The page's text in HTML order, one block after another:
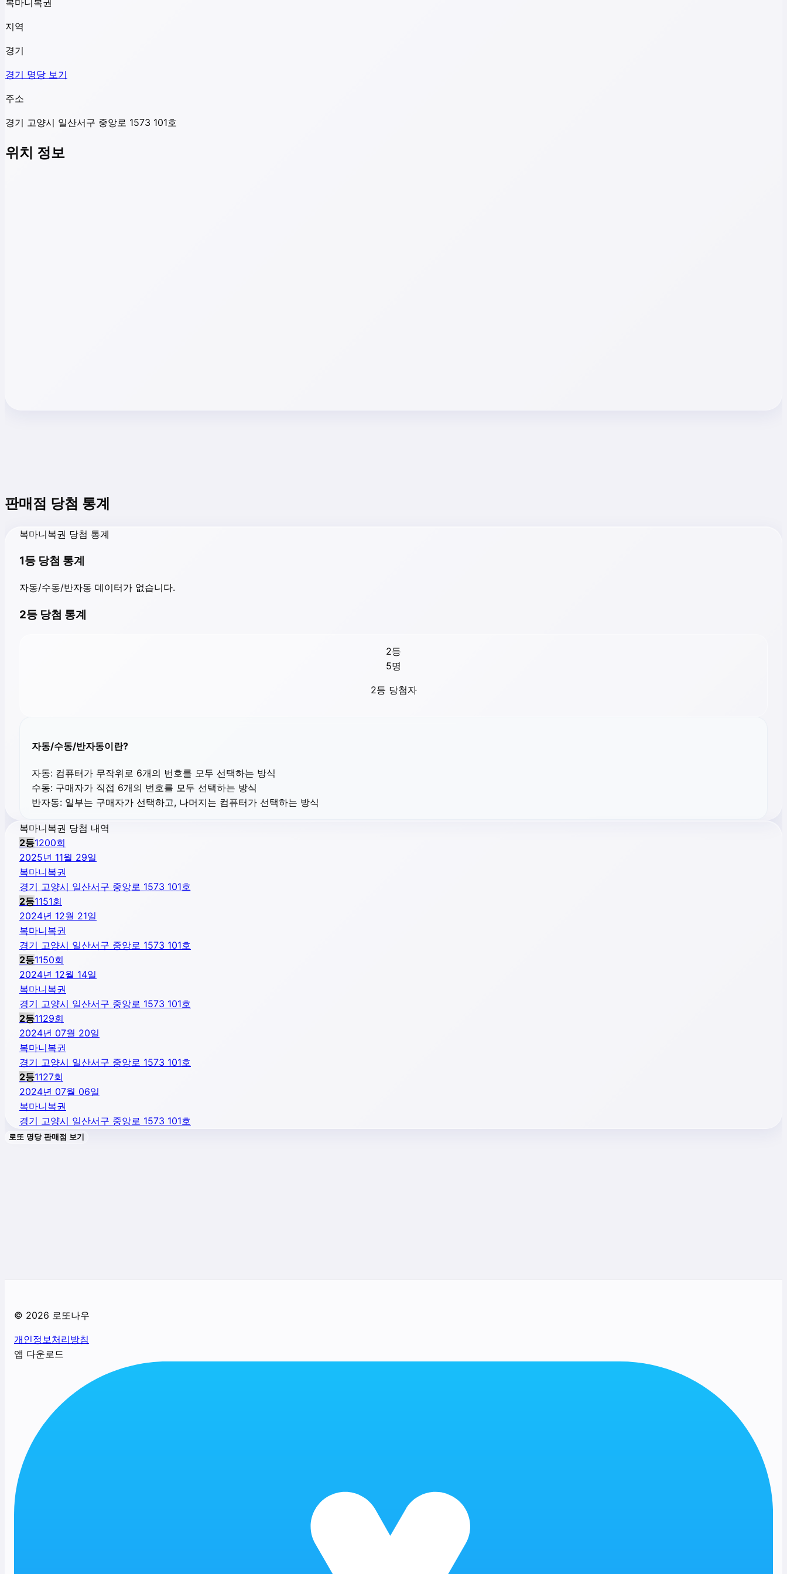
복마니복권
지역
경기
경기 명당 보기
주소
경기 고양시 일산서구 중앙로 1573 101호
위치 정보
판매점 당첨 통계
복마니복권 당첨 통계
1등 당첨 통계
자동/수동/반자동 데이터가 없습니다.
2등 당첨 통계
2등
5명
2등 당첨자
자동/수동/반자동이란?
자동: 컴퓨터가 무작위로 6개의 번호를 모두 선택하는 방식
수동: 구매자가 직접 6개의 번호를 모두 선택하는 방식
반자동: 일부는 구매자가 선택하고, 나머지는 컴퓨터가 선택하는 방식
복마니복권 당첨 내역
2등1200회
2025년 11월 29일
복마니복권
경기 고양시 일산서구 중앙로 1573 101호
2등1151회
2024년 12월 21일
복마니복권
경기 고양시 일산서구 중앙로 1573 101호
2등1150회
2024년 12월 14일
복마니복권
경기 고양시 일산서구 중앙로 1573 101호
2등1129회
2024년 07월 20일
복마니복권
경기 고양시 일산서구 중앙로 1573 101호
2등1127회
2024년 07월 06일
복마니복권
경기 고양시 일산서구 중앙로 1573 101호
로또 명당 판매점 보기
© 2026 로또나우
개인정보처리방침
앱 다운로드